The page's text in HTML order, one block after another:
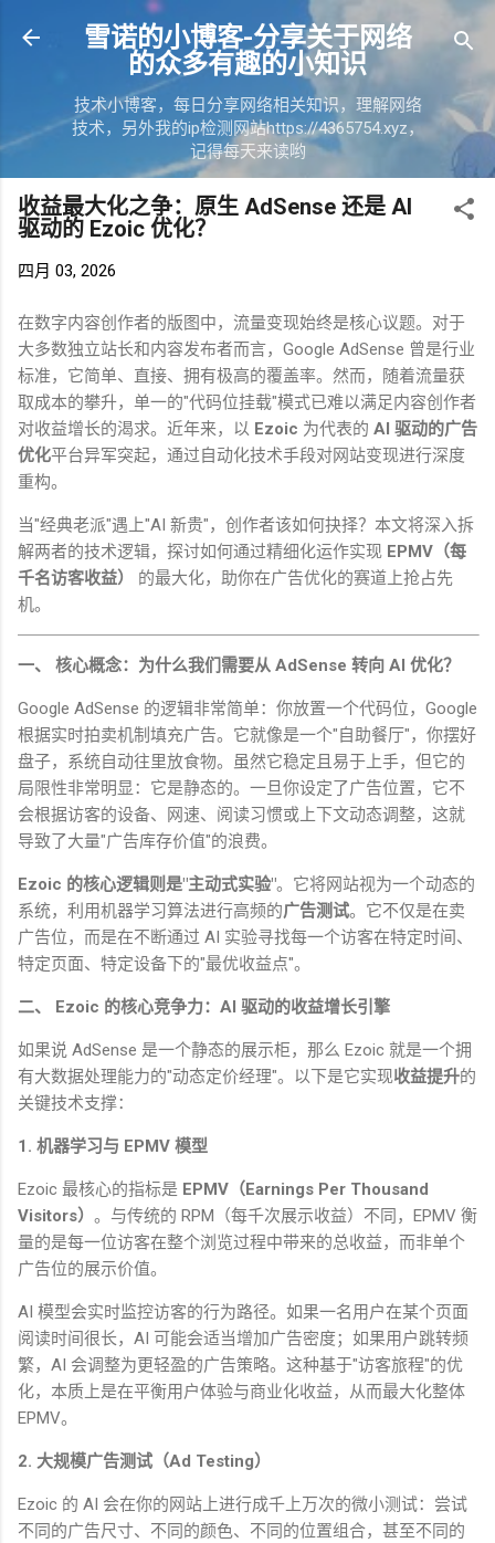
跳至主
雪诺的小博客-分享关于网络
的众多有趣的小知识
技术小博客，每日分享网络相关知识，理解网络
技术，另外我的ip检测网站https://4365754.xyz，
记得每天来读哟
收益最大化之争：原生 AdSense 还是 AI
驱动的 Ezoic 优化？
四月 03, 2026
在数字内容创作者的版图中，流量变现始终是核心议题。对于
大多数独立站长和内容发布者而言， Google AdSense 曾是行业
标准，它简单、直接、拥有极高的覆盖率。然而，随着流量获
取成本的攀升，单一的"代码位挂载"模式已难以满足内容创作者
对收益增长的渴求。近年来，以 Ezoic 为代表的 AI 驱动的广告
优化平台异军突起，通过自动化技术手段对网站变现进行深度
重构。
当"经典老派"遇上"AI 新贵"，创作者该如何抉择？本文将深入拆
解两者的技术逻辑，探讨如何通过精细化运作实现 EPMV （每
千名访客收益）
的最大化，助你在广告优化的赛道上抢占先
机。
一、 核心概念：为什么我们需要从 AdSense 转向 AI 优化？
Google AdSense 的逻辑非常简单：你放置一个代码位， Google
根据实时拍卖机制填充广告。它就像是一个"自助餐厅"，你摆好
盘子，系统自动往里放食物。虽然它稳定且易于上手，但它的
局限性非常明显：它是静态的。一旦你设定了广告位置，它不
会根据访客的设备、网速、阅读习惯或上下文动态调整，这就
导致了大量"广告库存价值"的浪费。
Ezoic 的核心逻辑则是"主动式实验"。它将网站视为一个动态的
系统，利用机器学习算法进行高频的广告测试。它不仅是在卖
广告位，而是在不断通过 AI 实验寻找每一个访客在特定时间、
特定页面、特定设备下的"最优收益点"。
二、 Ezoic 的核心竞争力： AI 驱动的收益增长引擎
如果说 AdSense 是一个静态的展示柜，那么 Ezoic 就是一个拥
有大数据处理能力的"动态定价经理"。以下是它实现收益提升的
关键技术支撑：
1. 机器学习与 EPMV 模型
Ezoic 最核心的指标是 EPMV （Earnings Per Thousand
Visitors） 。与传统的 RPM （每千次展示收益）不同， EPMV 衡
量的是每一位访客在整个浏览过程中带来的总收益，而非单个
广告位的展示价值。
AI 模型会实时监控访客的行为路径。如果一名用户在某个页面
阅读时间很长， AI 可能会适当增加广告密度；如果用户跳转频
繁， AI 会调整为更轻盈的广告策略。这种基于"访客旅程"的优
化，本质上是在平衡用户体验与商业化收益，从而最大化整体
EPMV。
2. 大规模广告测试（Ad Testing）
Ezoic 的 AI 会在你的网站上进行成千上万次的微小测试：尝试
不同的广告尺寸、不同的颜色、不同的位置组合，甚至不同的